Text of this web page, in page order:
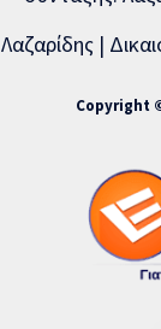
Λαζαρίδης |
Copyright